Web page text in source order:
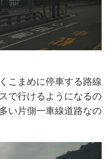
こまめに停車する路線
で行けるようになるの
い片側一車線道路なの